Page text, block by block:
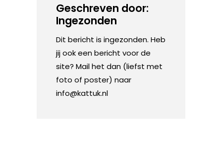
Geschreven door:
Ingezonden
Dit bericht is ingezonden. Heb
jij ook een bericht voor de
site? Mail het dan (liefst met
foto of poster) naar
info@kattuk.nl